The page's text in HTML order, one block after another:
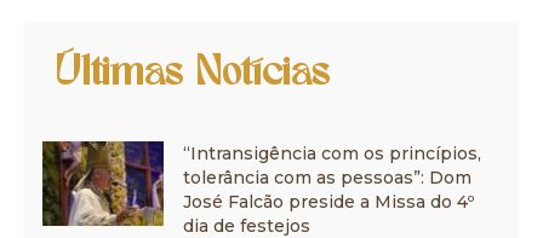
Últimas Notícias
“Intransigência com os princípios,
tolerância com as pessoas”: Dom
José Falcão preside a Missa do 4º
dia de festejos